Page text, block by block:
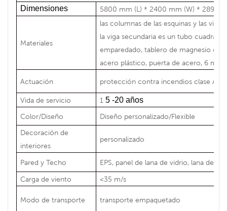
Dimensiones 5800 mm (L) * 2400 mm (W) * 2896
Materiales
las columnas de las esquinas y las
la viga secundaria es un tubo
emparedado,tablero de magnesio
acero plástico, puerta de acero, 6
Actuación protección contra incendios clase
Vida de servicio 15-20 años
Color/Diseño
Diseño personalizado/Flexible
Decoración de
interiores
personalizado
Pared y Techo EPS, panel de lana de vidrio, lana de
Carga de viento <35 m/s
Modo de transporte transporte empaquetado